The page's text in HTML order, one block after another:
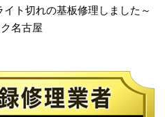
ト切れの基板修理しました～
名古屋